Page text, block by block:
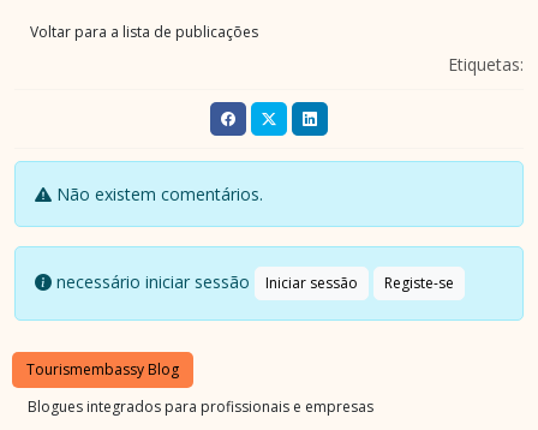
Voltar para a lista de publicações
Etiquetas:
Não existem comentários.
necessário iniciar sessão Iniciar sessão Registe-se
Tourismembassy Blog
Blogues integrados para profissionais e empresas